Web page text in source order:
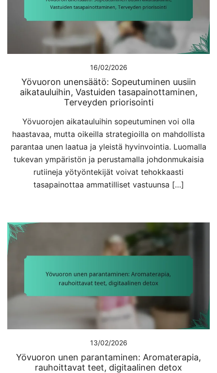
16/02/2026
Yövuoron unensäätö: Sopeutuminen uusiin
aikatauluihin, Vastuiden tasapainottaminen,
Terveyden priorisointi
Yövuorojen aikatauluihin sopeutuminen voi olla
haastavaa, mutta oikeilla strategioilla on mahdollista
parantaa unen laatua ja yleistä hyvinvointia. Luomalla
tukevan ympäristön ja perustamalla johdonmukaisia
rutiineja yötyöntekijät voivat tehokkaasti
tasapainottaa ammatilliset vastuunsa […]
13/02/2026
Yövuoron unen parantaminen: Aromaterapia,
rauhoittavat teet, digitaalinen detox